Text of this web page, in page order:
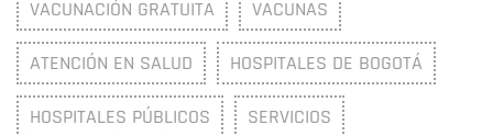
VACUNACIÓN GRATUITA VACUNAS
ATENCIÓN EN SALUD HOSPITALES DE BOGOTÁ
HOSPITALES PÚBLICOS SERVICIOS